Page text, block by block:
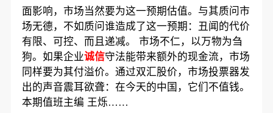
面影响，市场当然要为这一预期估值。与其质问市
场无德，不如质问谁造成了这一预期：丑闻的代价
有限、可控、而且递减。 市场不仁，以万物为刍
狗。如果企业诚信守法能带来额外的现金流，市场
同样要为其付溢价。通过双汇股价，市场投票器发
出的声音震耳欲聋：在今天的中国，它们不值钱。
本期值班主编 王烁……